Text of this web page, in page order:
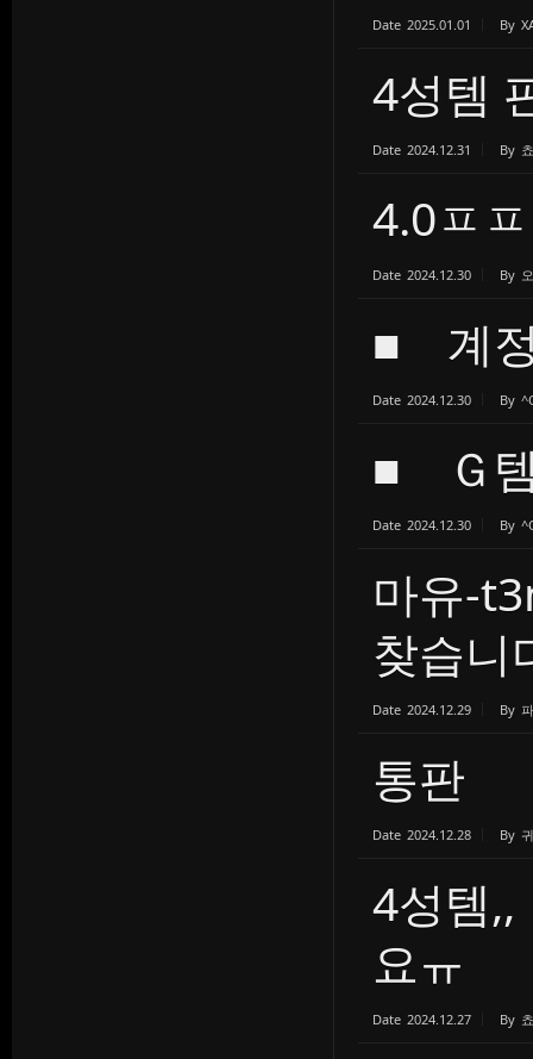
Date 2025.01.01 By
4성템
Date 2024.12.31 By
4.0ㅍ
Date 2024.12.30 By
■ 계
Date 2024.12.30 By
■ Ｇ템
Date 2024.12.30 By
마유-
찾습니
Date 2024.12.29 By
통판
Date 2024.12.28 By
4성템
요ㅠ
Date 2024.12.27 By